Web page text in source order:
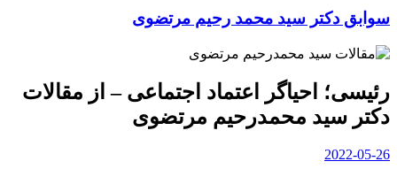
سوابق دکتر سید محمد رحیم مرتضوی
رئیسی؛ احیاگر اعتماد اجتماعی – از مقالات
دکتر سید محمدرحیم مرتضوی
2022-05-26